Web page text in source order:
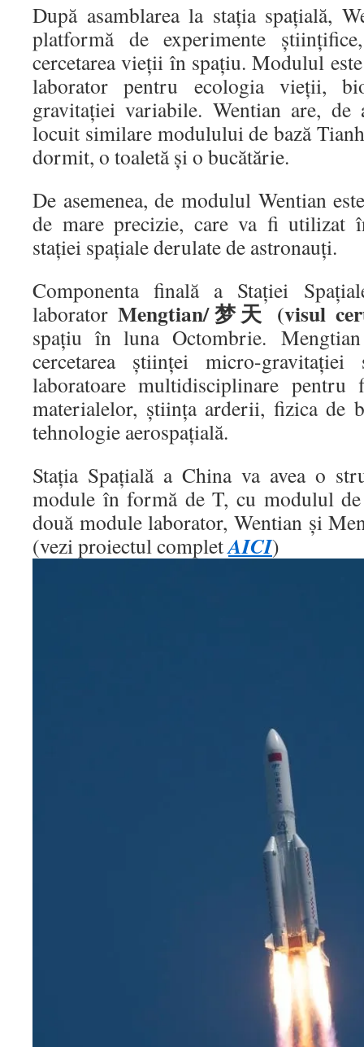
După asamblarea la stația spațială,
platformă de experimente
cercetarea vieții în spațiu. Modulul
laborator pentru ecologia vieții,
gravitației variabile. Wentian are, de
locuit similare modulului de bază
dormit, o toaletă și o bucătărie.
De asemenea, de modulul Wentian
de mare precizie, care va fi utilizat
stației spațiale derulate de astronauți.
Componenta finală a Stației
laboratorMengtian/梦天 (visul
spațiu în luna Octombrie.
cercetarea științei micro-
laboratoare multidisciplinare
materialelor, știința arderii, fizica de
tehnologie aerospațială.
Stația Spațială a China va avea o
module în formă de T, cu modulul
două module laborator, Wentian și
(vezi proiectul completAICI)